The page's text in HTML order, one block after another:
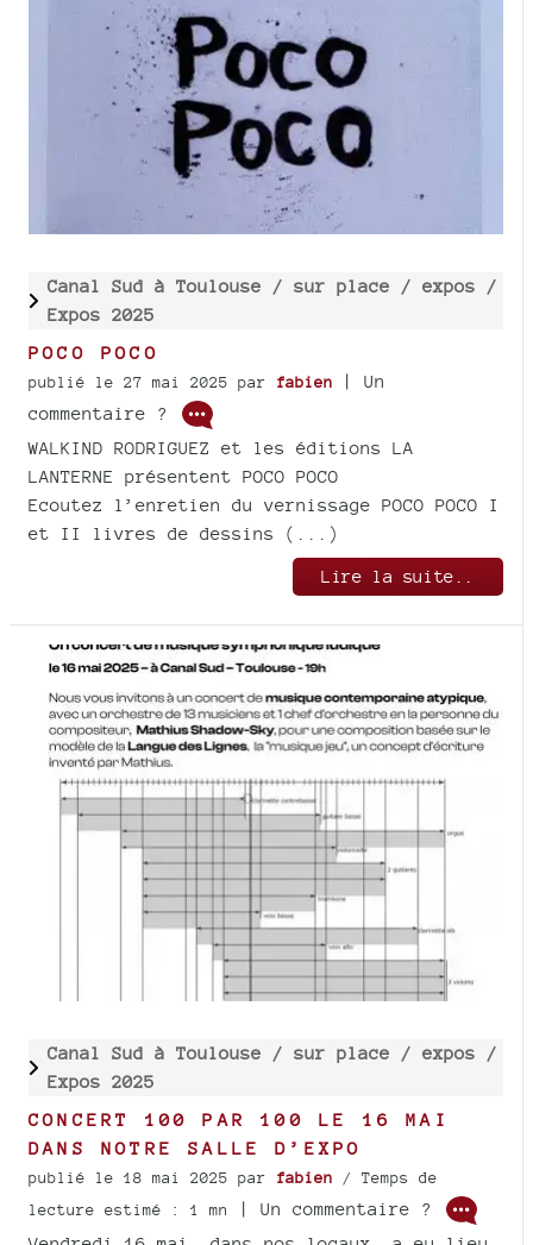
Canal Sud à Toulouse / sur place / expos /
Expos 2025
POCO POCO
publié le 27 mai 2025 par fabien
| Un
commentaire ?
WALKIND RODRIGUEZ et les éditions LA
LANTERNE présentent POCO POCO
Ecoutez l’enretien du vernissage POCO POCO I
et II livres de dessins (...)
Lire la suite..
Canal Sud à Toulouse / sur place / expos /
Expos 2025
CONCERT 100 PAR 100 LE 16 MAI
DANS NOTRE SALLE D’EXPO
publié le 18 mai 2025 par fabien / Temps de
lecture estimé : 1 mn
| Un commentaire ?